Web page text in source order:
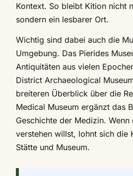
Kontext. So bleibt Kition nicht
sondern ein lesbarer Ort.
Wichtig sind dabei auch die
Umgebung. Das Pierides
Antiquitäten aus vielen
District Archaeological
breiteren Überblick über die
Medical Museum ergänzt das
Geschichte der Medizin.
verstehen willst, lohnt sich die
Stätte und Museum.